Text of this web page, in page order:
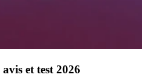
et test 2026